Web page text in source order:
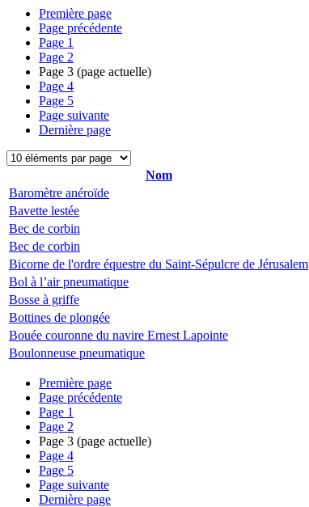
Première page
Page précédente
Page 1
Page 2
Page 3 (page actuelle)
Page 4
Page 5
Page suivante
Dernière page
Nom
Baromètre anéroïde
Bavette lestée
Bec de corbin
Bec de corbin
Bicorne de l'ordre équestre du Saint-Sépulcre de Jérusalem
Bol à l’air pneumatique
Bosse à griffe
Bottines de plongée
Bouée couronne du navire Ernest Lapointe
Boulonneuse pneumatique
Première page
Page précédente
Page 1
Page 2
Page 3 (page actuelle)
Page 4
Page 5
Page suivante
Dernière page